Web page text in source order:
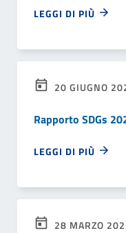
LEGGI DI PIÙ
20 GIUGNO
Rapporto SDGs
LEGGI DI PIÙ
28 MARZO